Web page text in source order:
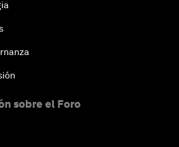
sobre el Foro